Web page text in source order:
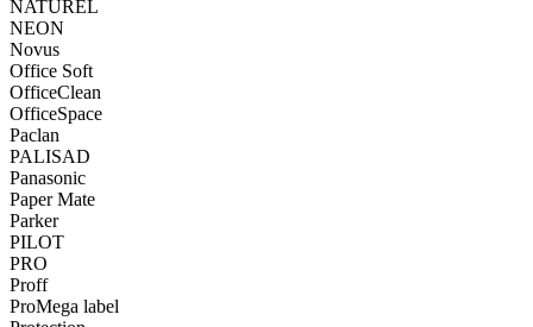
NATUREL
NEON
Novus
Office Soft
OfficeClean
OfficeSpace
Paclan
PALISAD
Panasonic
Paper Mate
Parker
PILOT
PRO
Proff
ProMega label